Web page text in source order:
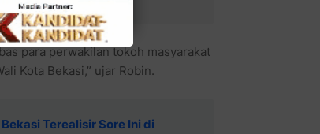
para perwakilan tokoh masyarakat
Kota Bekasi,” ujar Robin.
Terealisir Sore Ini di